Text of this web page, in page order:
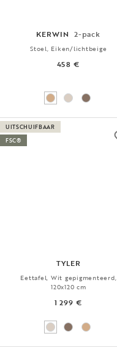
KERWIN 2-pack
Stoel, Eiken/lichtbeige
458 €
TYLER
Eettafel, Wit gepigmenteerd,
120x120 cm
1 299 €
UITSCHUIFBAAR
FSC®